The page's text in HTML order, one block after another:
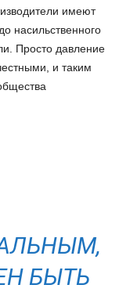
имеют
насильственного
Просто давление
и таким
БЫТЬ